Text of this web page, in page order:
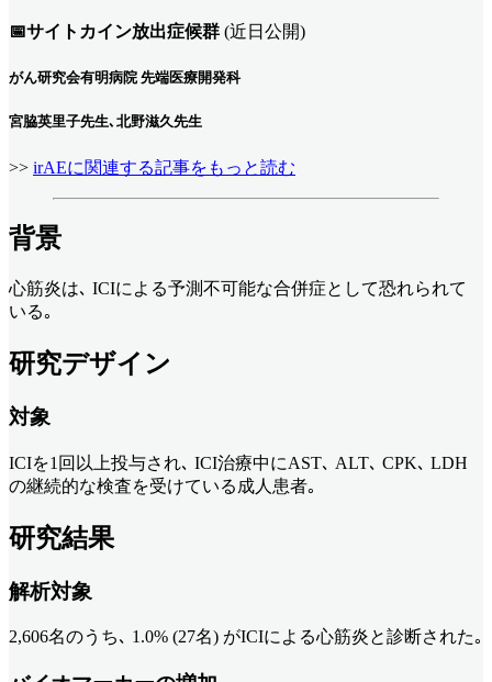
📅サイトカイン放出症候群 (近日公開)
がん研究会有明病院 先端医療開発科
宮脇英里子先生､北野滋久先生
>> irAEに関連する記事をもっと読む
背景
心筋炎は､ ICIによる予測不可能な合併症として恐れられて
いる｡
研究デザイン
対象
ICIを1回以上投与され､ ICI治療中にAST､ ALT､ CPK､ LDH
の継続的な検査を受けている成人患者｡
研究結果
解析対象
2,606名のうち､ 1.0% (27名) がICIによる心筋炎と診断された｡